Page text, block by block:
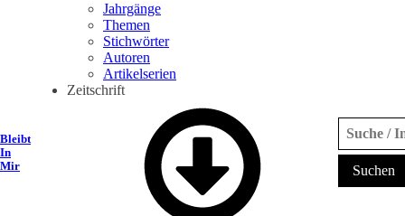
Bleibt
In
Mir
Jahrgänge
Themen
Stichwörter
Autoren
Artikelserien
Zeitschrift